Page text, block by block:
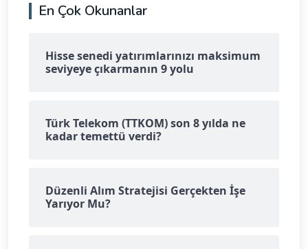
En Çok Okunanlar
Hisse senedi yatırımlarınızı maksimum
seviyeye çıkarmanın 9 yolu
Türk Telekom (TTKOM) son 8 yılda ne
kadar temettü verdi?
Düzenli Alım Stratejisi Gerçekten İşe
Yarıyor Mu?